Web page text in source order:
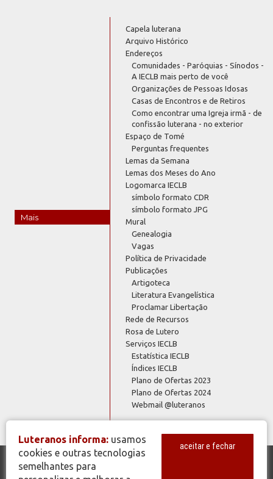
Mais
Capela luterana
Arquivo Histórico
Endereços
Comunidades - Paróquias - Sínodos -
A IECLB mais perto de você
Organizações de Pessoas Idosas
Casas de Encontros e de Retiros
Como encontrar uma Igreja irmã - de
confissão luterana - no exterior
Espaço de Tomé
Perguntas frequentes
Lemas da Semana
Lemas dos Meses do Ano
Logomarca IECLB
símbolo formato CDR
símbolo formato JPG
Mural
Genealogia
Vagas
Política de Privacidade
Publicações
Artigoteca
Literatura Evangelística
Proclamar Libertação
Rede de Recursos
Rosa de Lutero
Serviços IECLB
Estatística IECLB
Índices IECLB
Plano de Ofertas 2023
Plano de Ofertas 2024
Webmail @luteranos
© Copyright 2026 - Todos os Direitos Reservados - IECLB - Igreja
Luteranos informa: usamos
cookies e outras tecnologias
semelhantes para
aceitar e fechar